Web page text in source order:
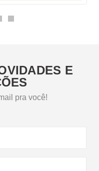
E
pra você!